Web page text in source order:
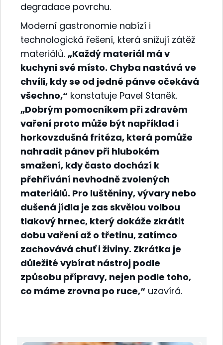
degradace povrchu.
Moderní gastronomie nabízí i
technologická řešení, která snižují zátěž
materiálů. „Každý materiál má v
kuchyni své místo. Chyba nastává ve
chvíli, kdy se od jedné pánve očekává
všechno,“ konstatuje Pavel Staněk.
„Dobrým pomocníkem při zdravém
vaření proto může být například i
horkovzdušná fritéza, která pomůže
nahradit pánev při hlubokém
smažení, kdy často dochází k
přehřívání nevhodně zvolených
materiálů. Pro luštěniny, vývary nebo
dušená jídla je zas skvělou volbou
tlakový hrnec, který dokáže zkrátit
dobu vaření až o třetinu, zatímco
zachovává chuť i živiny. Zkrátka je
důležité vybírat nástroj podle
způsobu přípravy, nejen podle toho,
co máme zrovna po ruce,“ uzavírá.